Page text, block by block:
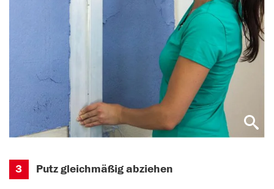
3 Putz gleichmäßig abziehen